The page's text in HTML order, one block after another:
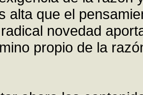
alta que el
novedad
propio de la